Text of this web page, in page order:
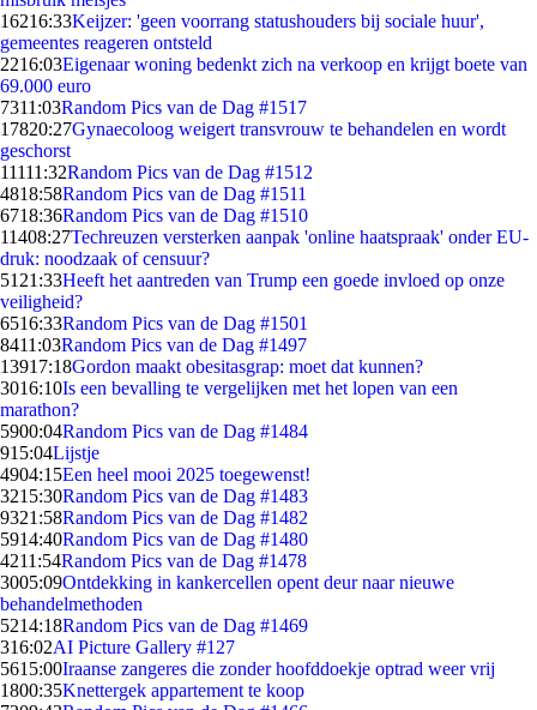
16216:33Keijzer: 'geen voorrang statushouders bij sociale huur',
gemeentes reageren ontsteld
2216:03Eigenaar woning bedenkt zich na verkoop en krijgt boete van
69.000 euro
7311:03Random Pics van de Dag #1517
17820:27Gynaecoloog weigert transvrouw te behandelen en wordt
geschorst
11111:32Random Pics van de Dag #1512
4818:58Random Pics van de Dag #1511
6718:36Random Pics van de Dag #1510
11408:27Techreuzen versterken aanpak 'online haatspraak' onder EU-
druk: noodzaak of censuur?
51 21:33Heeft het aantreden van Trump een goede invloed op onze
veiligheid?
6516:33Random Pics van de Dag #1501
8411:03Random Pics van de Dag #1497
13917:18Gordon maakt obesitasgrap: moet dat kunnen?
3016:10Is een bevalling te vergelijken met het lopen van een
marathon?
5900:04Random Pics van de Dag #1484
915:04Lijstje
4904:15Een heel mooi 2025 toegewenst!
3215:30Random Pics van de Dag #1483
9321:58Random Pics van de Dag #1482
5914:40Random Pics van de Dag #1480
4211:54Random Pics van de Dag #1478
3005:09Ontdekking in kankercellen opent deur naar nieuwe
behandelmethoden
5214:18Random Pics van de Dag #1469
316:02AI Picture Gallery #127
5615:00Iraanse zangeres die zonder hoofddoekje optrad weer vrij
1800:35Knettergek appartement te koop